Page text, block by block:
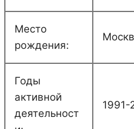
Место
рождения:
Годы
активной
деятельност
1991-